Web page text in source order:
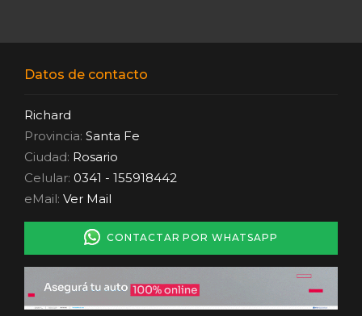
Datos de contacto
Richard
Provincia: Santa Fe
Ciudad: Rosario
Celular: 0341 - 155918442
eMail: Ver Mail
CONTACTAR POR WHATSAPP